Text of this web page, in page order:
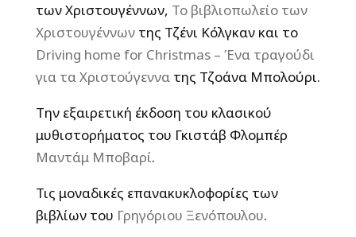
των Χριστουγέννων, Το βιβλιοπωλείο των
Χριστουγέννωντης Τζένι Κόλγκαν και το
Driving home for Christmas – Ένα τραγούδι
για τα Χριστούγεννατης Τζοάνα Μπολούρι.
Την εξαιρετική έκδοση του κλασικού
μυθιστορήματος του Γκιστάβ Φλομπέρ
Μαντάμ Μποβαρί.
Τις μοναδικές επανακυκλοφορίες των
βιβλίων του Γρηγόριου Ξενόπουλου.